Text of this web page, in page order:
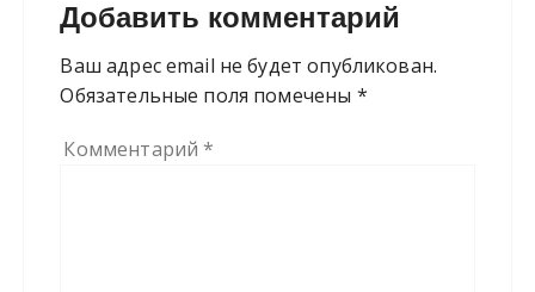
Добавить комментарий
Ваш адрес email не будет опубликован.
Обязательные поля помечены *
Комментарий*